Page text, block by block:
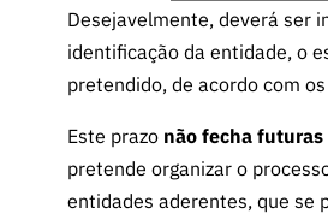
Desejavelmente, deverá ser
identificação da entidade, o
pretendido, de acordo com os
Este prazo não fecha futuras
pretende organizar o
entidades aderentes, que se